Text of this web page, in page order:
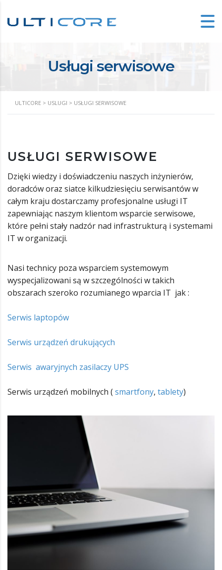
Usługi serwisowe
ULTICORE > USLUGI > USŁUGI SERWISOWE
USŁUGI SERWISOWE
Dzięki wiedzy i doświadczeniu naszych inżynierów,
doradców oraz siatce kilkudziesięciu serwisantów w
całym kraju dostarczamy profesjonalne usługi IT
zapewniając naszym klientom wsparcie serwisowe,
które pełni stały nadzór nad infrastrukturą i systemami
IT w organizacji.
Nasi technicy poza wsparciem systemowym
wyspecjalizowani są w szczególności w takich
obszarach szeroko rozumianego wparcia IT jak :
Serwis laptopów
Serwis urządzeń drukujących
Serwis awaryjnych zasilaczy UPS
Serwis urządzeń mobilnych ( smartfony, tablety)